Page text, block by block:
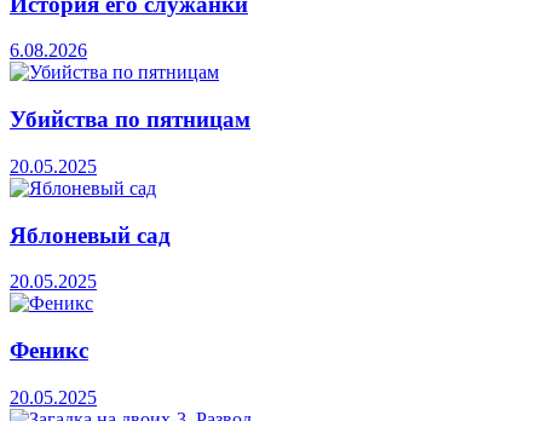
6.08.2026
Убийства по пятницам
20.05.2025
Яблоневый сад
20.05.2025
Феникс
20.05.2025